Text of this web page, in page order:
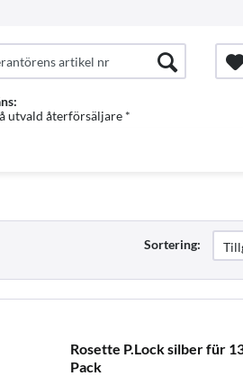
utvald återförsäljare *
Sortering:
Rosette P.Lock silber für
Pack